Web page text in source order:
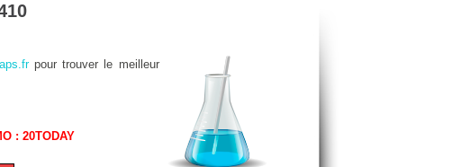
pour trouver le meilleur
: 20TODAY